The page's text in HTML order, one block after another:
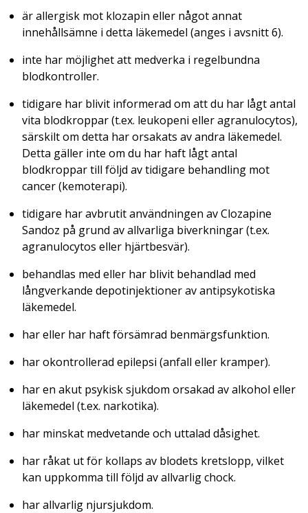
är allergisk mot klozapin eller något annat
innehållsämne i detta läkemedel (anges i avsnitt 6).
inte har möjlighet att medverka i regelbundna
blodkontroller.
tidigare har blivit informerad om att du har lågt antal
vita blodkroppar (t.ex. leukopeni eller agranulocytos),
särskilt om detta har orsakats av andra läkemedel.
Detta gäller inte om du har haft lågt antal
blodkroppar till följd av tidigare behandling mot
cancer (kemoterapi).
tidigare har avbrutit användningen av Clozapine
Sandoz på grund av allvarliga biverkningar (t.ex.
agranulocytos eller hjärtbesvär).
behandlas med eller har blivit behandlad med
långverkande depotinjektioner av antipsykotiska
läkemedel.
har eller har haft försämrad benmärgsfunktion.
har okontrollerad epilepsi (anfall eller kramper).
har en akut psykisk sjukdom orsakad av alkohol eller
läkemedel (t.ex. narkotika).
har minskat medvetande och uttalad dåsighet.
har råkat ut för kollaps av blodets kretslopp, vilket
kan uppkomma till följd av allvarlig chock.
har allvarlig njursjukdom.